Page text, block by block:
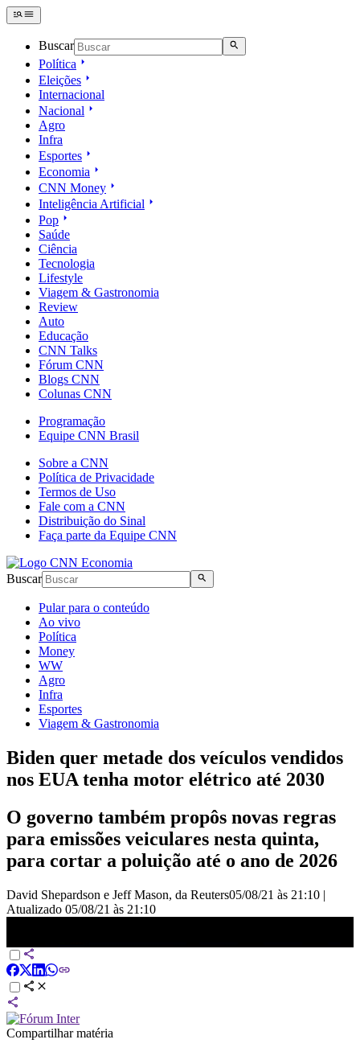
Buscar
Política
Eleições
Internacional
Nacional
Agro
Infra
Esportes
Economia
CNN Money
Inteligência Artificial
Pop
Saúde
Ciência
Tecnologia
Lifestyle
Viagem & Gastronomia
Review
Auto
Educação
CNN Talks
Fórum CNN
Blogs CNN
Colunas CNN
Programação
Equipe CNN Brasil
Sobre a CNN
Política de Privacidade
Termos de Uso
Fale com a CNN
Distribuição do Sinal
Faça parte da Equipe CNN
Buscar
Pular para o conteúdo
Ao vivo
Política
Money
WW
Agro
Infra
Esportes
Viagem & Gastronomia
Biden quer metade dos veículos vendidos
nos EUA tenha motor elétrico até 2030
O governo também propôs novas regras
para emissões veiculares nesta quinta,
para cortar a poluição até o ano de 2026
David Shepardson e Jeff Mason, da Reuters05/08/21 às 21:10 |
Atualizado 05/08/21 às 21:10
Compartilhar matéria